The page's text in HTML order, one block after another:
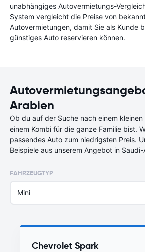
unabhängiges Autovermietungs-
System vergleicht die Preise von
Autovermietungen, damit Sie als Kunde
günstiges Auto reservieren können.
Arabien
Ob du auf der Suche nach einem
einem Kombi für die ganze Familie bist.
passendes Auto zum niedrigsten Preis.
Beispiele aus unserem Angebot in Saudi-
FAHRZEUGTYP
Mini
Chevrolet Spark